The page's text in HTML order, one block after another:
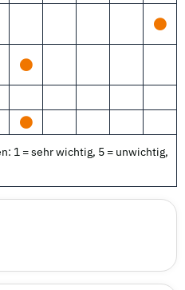
1 = sehr wichtig, 5 = unwichtig,